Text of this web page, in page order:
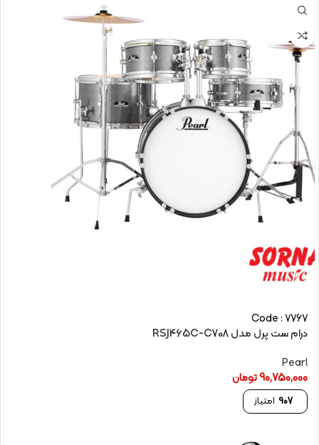
Code : 7767
درام ست پرل مدل RSJ465C-C708
Pearl
90,750,000تومان
907 امتیاز